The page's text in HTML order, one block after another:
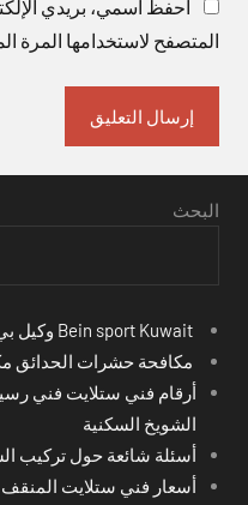
احفظ اسمي، بريدي
المتصفح لاستخدامها المرة
البحث
مكافحة حشرات الحدائق
أرقام فني ستلايت فني
الشويخ السكنية
أسئلة شائعة حول تركيب
أسعار فني ستلايت